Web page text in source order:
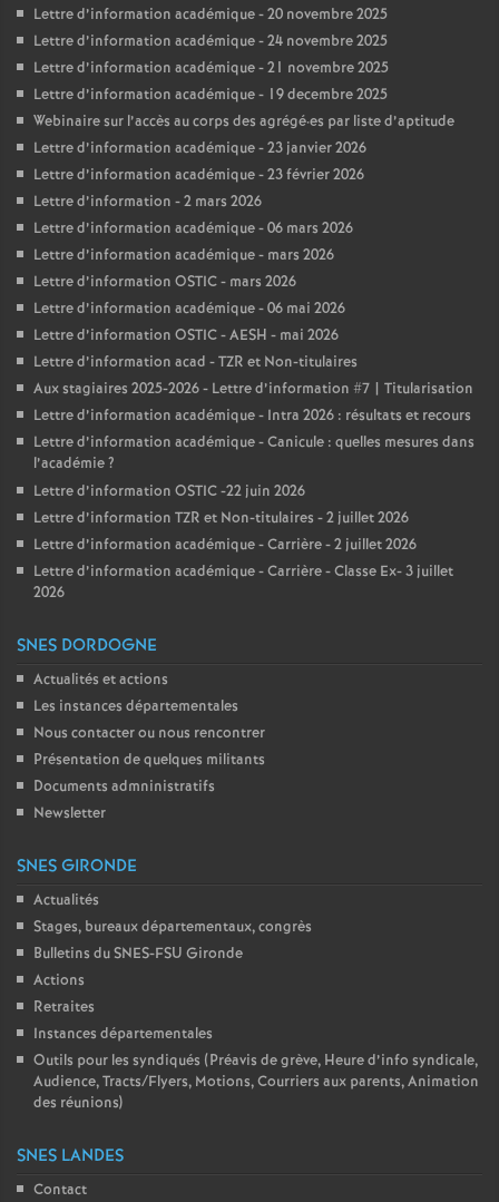
Lettre d’information académique - 20 novembre 2025
Lettre d’information académique - 24 novembre 2025
Lettre d’information académique - 21 novembre 2025
Lettre d’information académique - 19 decembre 2025
Webinaire sur l’accès au corps des agrégé·es par liste d’aptitude
Lettre d’information académique - 23 janvier 2026
Lettre d’information académique - 23 février 2026
Lettre d’information - 2 mars 2026
Lettre d’information académique - 06 mars 2026
Lettre d’information académique - mars 2026
Lettre d’information OSTIC - mars 2026
Lettre d’information académique - 06 mai 2026
Lettre d’information OSTIC - AESH - mai 2026
Lettre d’information acad - TZR et Non-titulaires
Aux stagiaires 2025-2026 - Lettre d’information #7 | Titularisation
Lettre d’information académique - Intra 2026 : résultats et recours
Lettre d’information académique - Canicule : quelles mesures dans
l’académie?
Lettre d’information OSTIC -22 juin 2026
Lettre d’information TZR et Non-titulaires - 2 juillet 2026
Lettre d’information académique - Carrière - 2 juillet 2026
Lettre d’information académique - Carrière - Classe Ex- 3 juillet
2026
SNES DORDOGNE
Actualités et actions
Les instances départementales
Nous contacter ou nous rencontrer
Présentation de quelques militants
Documents admninistratifs
Newsletter
SNES GIRONDE
Actualités
Stages, bureaux départementaux, congrès
Bulletins du SNES-FSU Gironde
Actions
Retraites
Instances départementales
Outils pour les syndiqués (Préavis de grève, Heure d’info syndicale,
Audience, Tracts/Flyers, Motions, Courriers aux parents, Animation
des réunions)
SNES LANDES
Contact